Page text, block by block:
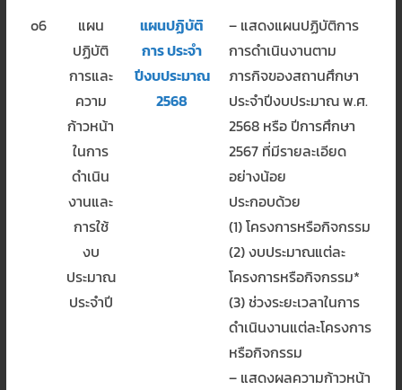
o6
แผน
ปฏิบัติ
การและ
ความ
ก้าวหน้า
ในการ
ดำเนิน
งานและ
การใช้
งบ
ประมาณ
ประจำปี
แผนปฏิบัติ
การ ประจำ
ปีงบประมาณ
2568
– แสดงแผนปฏิบัติการ
การดำเนินงานตาม
ภารกิจของสถานศึกษา
ประจำปีงบประมาณ พ.ศ.
2568 หรือ ปีการศึกษา
2567 ที่มีรายละเอียด
อย่างน้อย
ประกอบด้วย
(1) โครงการหรือกิจกรรม
(2) งบประมาณแต่ละ
โครงการหรือกิจกรรม*
(3) ช่วงระยะเวลาในการ
ดำเนินงานแต่ละโครงการ
หรือกิจกรรม
– แสดงผลความก้าวหน้า